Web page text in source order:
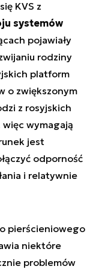
KVS z
systemów
pojawiały
rodziny
platform
o zwiększonym
z rosyjskich
wymagają
jest
odporność
i relatywnie
pierścieniowego
niektóre
problemów